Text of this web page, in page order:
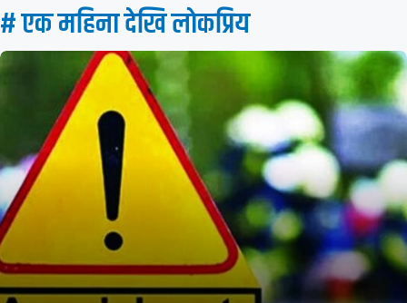
# एक महिना देखि लाेकप्रिय